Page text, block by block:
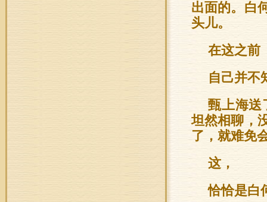
出面的。白
头儿。
在这之前
自己并不
甄上海送
坦然相聊，
了，就难免
这，
恰恰是白